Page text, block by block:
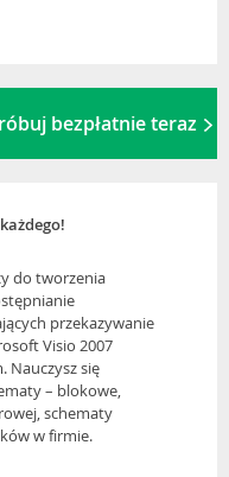
bezpłatnie teraz
do tworzenia
przekazywanie
Visio 2007
Nauczysz się
– blokowe,
schematy
w firmie.